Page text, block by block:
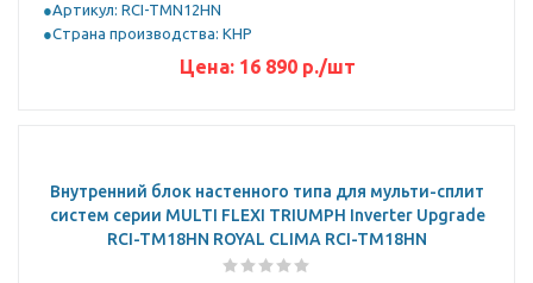
Артикул: RCI-TMN12HN
Страна производства: КНР
Цена: 16 890р./шт
Внутренний блок настенного типа для мульти-сплит
систем серии MULTI FLEXI TRIUMPH Inverter Upgrade
RCI-TM18HN ROYAL CLIMA RCI-TM18HN